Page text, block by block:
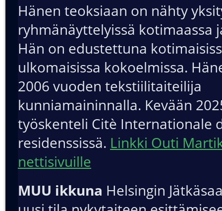
Hänen teoksiaan on nähty
ryhmänäyttelyissä kotimaassa
Hän on edustettuna
ulkomaisissa kokoelmissa.
2006 vuoden tekstiilitaiteilija
kunniamaininnalla. Kevään
työskenteli Citè Internationale
residenssissä. Linkki Outi
nettisivuille
MUU ikkuna Helsingin